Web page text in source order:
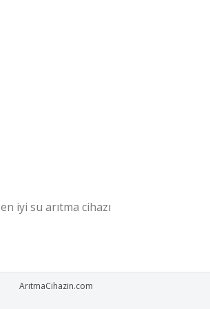
en iyi su arıtma cihazı
ArıtmaCihazin.com